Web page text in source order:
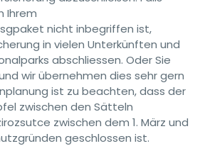
Ihrem
nicht inbegriffen ist,
in vielen Unterkünften und
abschliessen. Oder Sie
wir übernehmen dies sehr gern
ist zu beachten, dass der
zwischen den Sätteln
zwischen dem 1. März und
geschlossen ist.